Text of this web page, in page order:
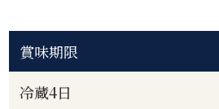
賞味期限
冷蔵4日